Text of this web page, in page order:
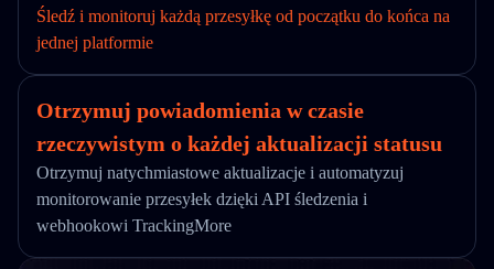
Śledź i monitoruj każdą przesyłkę od początku do końca na
jednej platformie
Otrzymuj powiadomienia w czasie
rzeczywistym o każdej aktualizacji statusu
Otrzymuj natychmiastowe aktualizacje i automatyzuj
monitorowanie przesyłek dzięki API śledzenia i
webhookowi TrackingMore